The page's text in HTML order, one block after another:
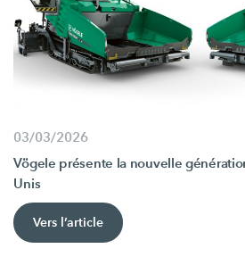
03/03/2026
Vögele présente la nouvelle
Unis
Vers l’article